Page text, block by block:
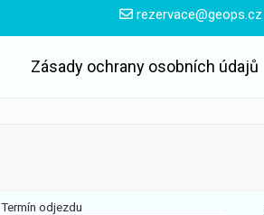
rezervace@geops.cz
Zásady ochrany osobních údajů
Termín odjezdu